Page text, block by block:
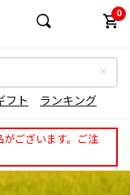
0
フト ランキング
ございます。ご注